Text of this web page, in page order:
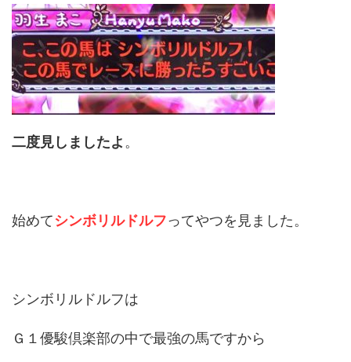
二度見しましたよ 。
始めてシンボリルドルフってやつを見ました。
シンボリルドルフは
Ｇ１優駿倶楽部の中で最強の馬ですから